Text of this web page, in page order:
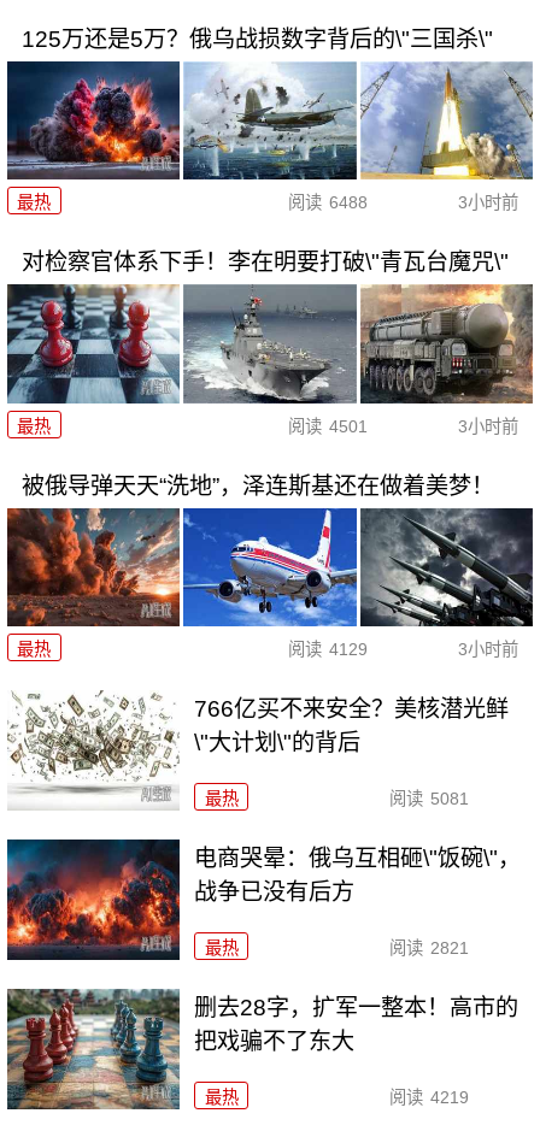
125万还是5万？俄乌战损数字背后的\"三国杀\"
最热 阅读 6488 3小时前
对检察官体系下手！李在明要打破\"青瓦台魔咒\"
最热 阅读 4501 3小时前
被俄导弹天天“洗地”，泽连斯基还在做着美梦！
最热 阅读 4129 3小时前
766亿买不来安全？美核潜光鲜
\"大计划\"的背后
最热 阅读 5081
电商哭晕：俄乌互相砸\"饭碗\"，
战争已没有后方
最热 阅读 2821
删去28字，扩军一整本！高市的
把戏骗不了东大
最热 阅读 4219